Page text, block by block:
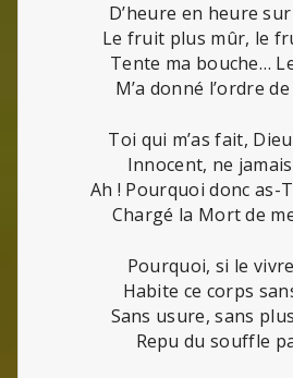
D’heure en heure
Le fruit plus mûr, le
Tente ma bouche…
M’a donné l’ordre
Toi qui m’as fait,
Innocent, ne
Ah ! Pourquoi donc as-
Chargé la Mort de
Pourquoi, si le
Habite ce corps
Sans usure, sans
Repu du souffle